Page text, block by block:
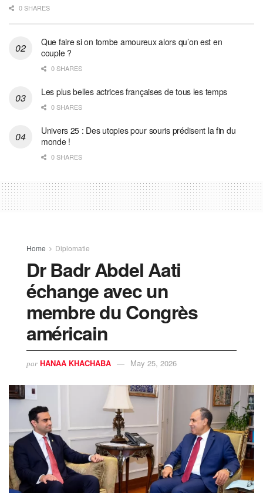
0 SHARES
Que faire si on tombe amoureux alors qu’on est en
couple ?
0 SHARES
Les plus belles actrices françaises de tous les temps
0 SHARES
Univers 25 : Des utopies pour souris prédisent la fin du
monde !
0 SHARES
Home Diplomatie
Dr Badr Abdel Aati
échange avec un
membre du Congrès
américain
par HANAA KHACHABA May 25, 2026